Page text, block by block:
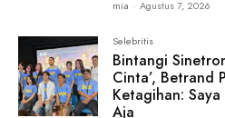
mia - Agustus 7, 2026
Selebritis
Bintangi
Cinta’, Betrand
Ketagihan:
Aja